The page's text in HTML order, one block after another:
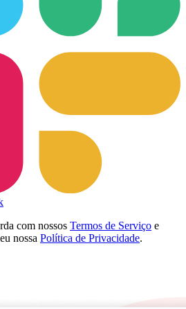
com nossos Termos de Serviço e
nossa Política de Privacidade.